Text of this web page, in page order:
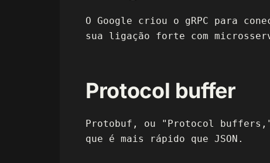
O Google criou o gRPC para
sua ligação forte com
Protocol buffer
Protobuf, ou "Protocol buffers,"
que é mais rápido que JSON.